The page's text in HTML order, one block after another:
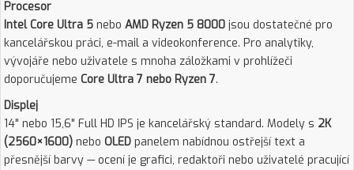
Procesor
Intel Core Ultra 5 nebo AMD Ryzen 5 8000 jsou dostatečné pro
kancelářskou práci, e-mail a videokonference. Pro analytiky,
vývojáře nebo uživatele s mnoha záložkami v prohlížeči
doporučujeme Core Ultra 7 nebo Ryzen 7.
Displej
14" nebo 15,6" Full HD IPS je kancelářský standard. Modely s 2K
(2560×1600) nebo OLED panelem nabídnou ostřejší text a
přesnější barvy — ocení je grafici, redaktoři nebo uživatelé pracující